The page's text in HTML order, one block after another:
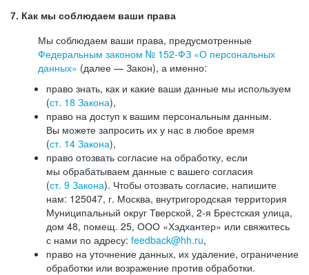
7. Как мы соблюдаем ваши права
Мы соблюдаем ваши права, предусмотренные
Федеральным законом № 152-ФЗ «О персональных
данных» (далее — Закон), а именно:
право знать, как и какие ваши данные мы используем
(ст. 18 Закона),
право на доступ к вашим персональным данным.
Вы можете запросить их у нас в любое время
(ст. 14 Закона),
право отозвать согласие на обработку, если
мы обрабатываем данные с вашего согласия
(ст. 9 Закона). Чтобы отозвать согласие, напишите
нам: 125047, г. Москва, внутригородская территория
Муниципальный округ Тверской, 2-я Брестская улица,
дом 48, помещ. 25, ООО «Хэдхантер» или свяжитесь
с нами по адресу: feedback@hh.ru,
право на уточнение данных, их удаление, ограничение
обработки или возражение против обработки.